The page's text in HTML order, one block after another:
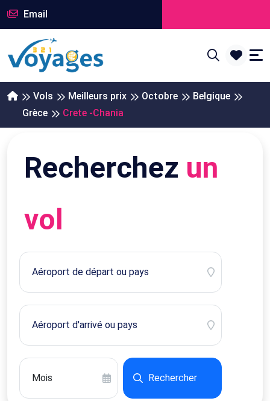
Email
Vols Meilleurs prix Octobre
Belgique
Grèce
Crete -Chania
Recherchez un
vol
Rechercher